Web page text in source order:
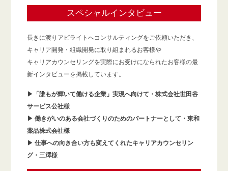
スペシャルインタビュー
長きに渡りアビライトへコンサルティングをご依頼いただき、
キャリア開発・組織開発に取り組まれるお客様や
キャリアカウンセリングを実際にお受けになられたお客様の最
新インタビューを掲載しています。
▶「誰もが輝いて働ける企業」実現へ向けて・株式会社世田谷
サービス公社様
▶ 働きがいのある会社づくりのためのパートナーとして・東和
薬品株式会社様
▶ 仕事への向き合い方も変えてくれたキャリアカウンセリン
グ・三澤様